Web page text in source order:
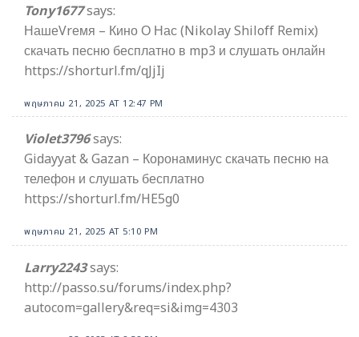
Tony1677says:
НашеVrемя – Кино О Нас (Nikolay Shiloff Remix)
скачать песню бесплатно в mp3 и слушать онлайн
https://shorturl.fm/qJjIj
พฤษภาคม 21, 2025 AT 12:47 PM
Violet3796says:
Gidayyat & Gazan – Коронаминус скачать песню на
телефон и слушать бесплатно
https://shorturl.fm/HE5g0
พฤษภาคม 21, 2025 AT 5:10 PM
Larry2243says:
http://passo.su/forums/index.php?
autocom=gallery&req=si&img=4303